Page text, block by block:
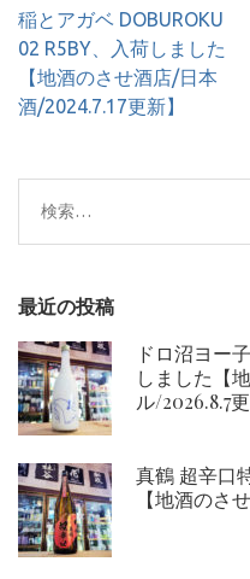
投
稿
ナ
ビ
ョ
ン
稲とアガベ DOBUROKU
02 R5BY、入荷しました
【地酒のさせ酒店/日本
酒/2024.7.17更新】
検
索:
最近の投稿
ドロ沼ヨー
しました【
ル/2026.8.7更
真鶴 超辛口
【地酒のさ